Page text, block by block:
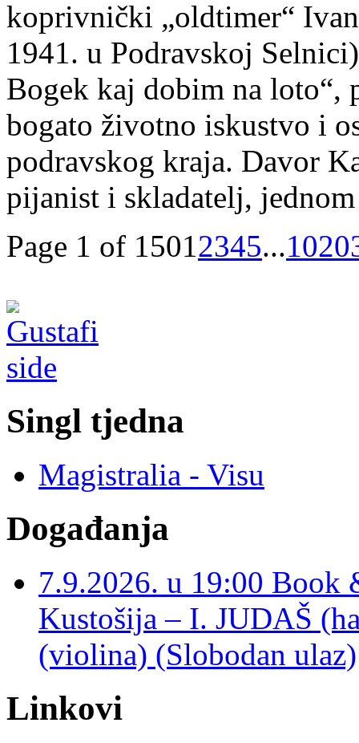
koprivnički „oldtimer“
1941. u Podravskoj
Bogek kaj dobim na loto“,
bogato životno iskustvo i
podravskog kraja. Davor
pijanist i skladatelj,
Page 1 of 15012345...1020
Singl tjedna
Magistralia - Visu
Događanja
7.9.2026. u 19:00 Book
Kustošija – I. JUDAŠ
(violina) (Slobodan ulaz)
Linkovi